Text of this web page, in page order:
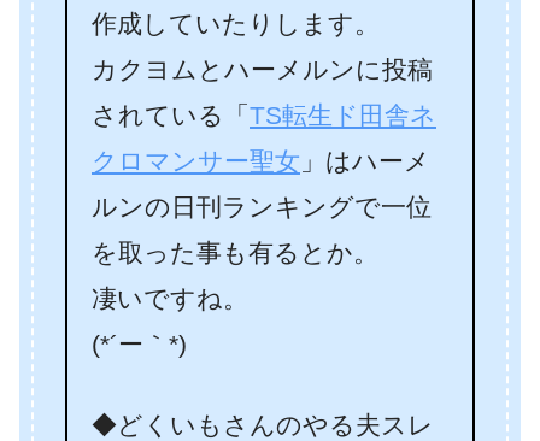
作成していたりします。
カクヨムとハーメルンに投稿
されている「 TS転生ド田舎ネ
クロマンサー聖女 」はハーメ
ルンの日刊ランキングで一位
を取った事も有るとか。
凄いですね。
(*´ー｀*)
◆どくいもさんのやる夫スレ